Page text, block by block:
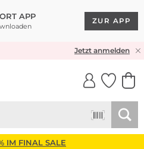
APP
ZUR APP
& RÜCKVERSANDJetzt anmelden
IM FINAL SALE